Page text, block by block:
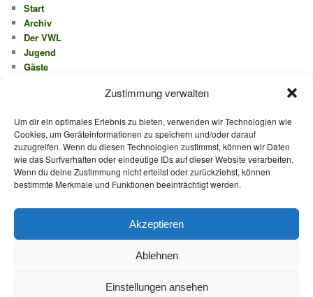
Zustimmung verwalten
Um dir ein optimales Erlebnis zu bieten, verwenden wir Technologien wie
Cookies, um Geräteinformationen zu speichern und/oder darauf
zuzugreifen. Wenn du diesen Technologien zustimmst, können wir Daten
wie das Surfverhalten oder eindeutige IDs auf dieser Website verarbeiten.
Wenn du deine Zustimmung nicht erteilst oder zurückziehst, können
bestimmte Merkmale und Funktionen beeinträchtigt werden.
Akzeptieren
Ablehnen
Einstellungen ansehen
Start
Archiv
Der VWL
Jugend
Gäste
Impressum
Am Lesumhafen 31
Mit Stolz präsentiert von WordPress